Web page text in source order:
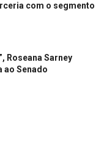
com o segmento
Roseana Sarney
ao Senado